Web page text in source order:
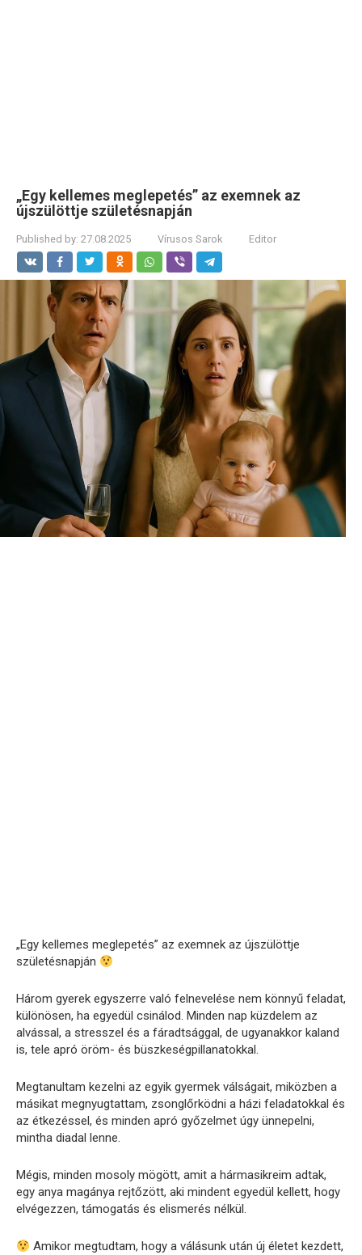
„Egy kellemes meglepetés” az exemnek az
újszülöttje születésnapján
Published by: 27.08.2025 Vírusos Sarok Editor
„Egy kellemes meglepetés” az exemnek az újszülöttje
születésnapján
Három gyerek egyszerre való felnevelése nem könnyű feladat,
különösen, ha egyedül csinálod. Minden nap küzdelem az
alvással, a stresszel és a fáradtsággal, de ugyanakkor kaland
is, tele apró öröm- és büszkeségpillanatokkal.
Megtanultam kezelni az egyik gyermek válságait, miközben a
másikat megnyugtattam, zsonglőrködni a házi feladatokkal és
az étkezéssel, és minden apró győzelmet úgy ünnepelni,
mintha diadal lenne.
Mégis, minden mosoly mögött, amit a hármasikreim adtak,
egy anya magánya rejtőzött, aki mindent egyedül kellett, hogy
elvégezzen, támogatás és elismerés nélkül.
Amikor megtudtam, hogy a válásunk után új életet kezdett,